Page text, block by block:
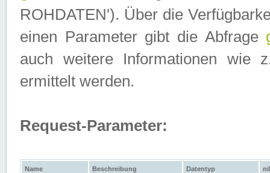
ROHDATEN'). Über die
einen Parameter gibt die Abfrage
auch weitere Informationen wie
ermittelt werden.
Request-Parameter:
Name Beschreibung Datentyp nil